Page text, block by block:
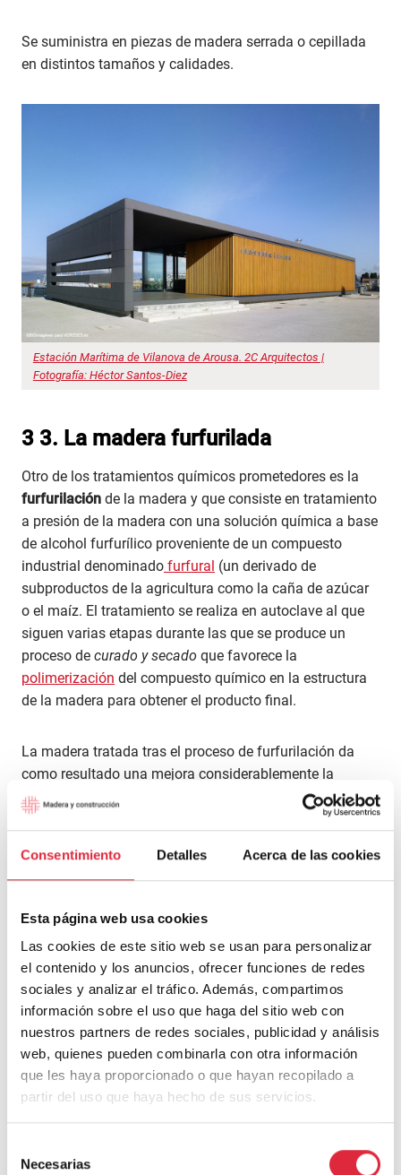
Consentimiento Detalles Acerca de las cookies
Esta página web usa cookies
Las cookies de este sitio web se usan para personalizar
el contenido y los anuncios, ofrecer funciones de redes
sociales y analizar el tráfico. Además, compartimos
información sobre el uso que haga del sitio web con
nuestros partners de redes sociales, publicidad y análisis
web, quienes pueden combinarla con otra información
que les haya proporcionado o que hayan recopilado a
partir del uso que haya hecho de sus servicios.
Necesarias
Se suministra en piezas de madera serrada o cepillada
en distintos tamaños y calidades.
Estación Marítima de Vilanova de Arousa. 2C Arquitectos |
Fotografía: Héctor Santos-Diez
3 3. La madera furfurilada
Otro de los tratamientos químicos prometedores es la
furfurilación de la madera y que consiste en tratamiento
a presión de la madera con una solución química a base
de alcohol furfurílico proveniente de un compuesto
industrial denominado furfural (un derivado de
subproductos de la agricultura como la caña de azúcar
o el maíz. El tratamiento se realiza en autoclave al que
siguen varias etapas durante las que se produce un
proceso de curado y secado que favorece la
polimerización del compuesto químico en la estructura
de la madera para obtener el producto final.
La madera tratada tras el proceso de furfurilación da
como resultado una mejora considerablemente la
higroscopicidad de la madera y, al mismo tiempo,
incrementa su densidad y su dureza. Si bien las
resistencia al impacto puede alcanzar una alta categoría
de durabilidad natural frente a los hongos de pudrición.
El tratamiento produce que el color de la madera se
oscurece.
Las usos principales son en fachadas y pavimentos
exteriores y cubiertas de embarcaciones.